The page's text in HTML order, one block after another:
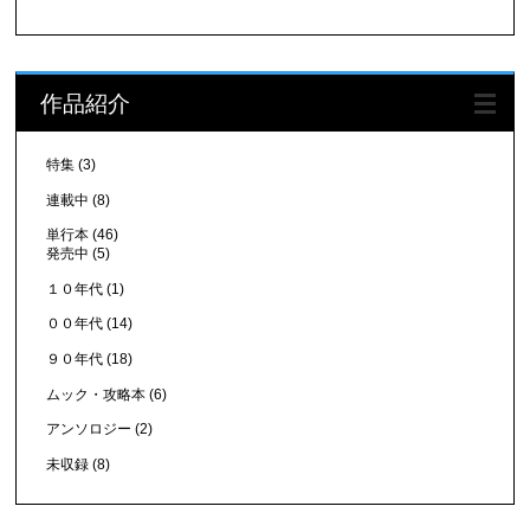
作品紹介
特集 (3)
連載中 (8)
単行本 (46)
発売中 (5)
１０年代 (1)
００年代 (14)
９０年代 (18)
ムック・攻略本 (6)
アンソロジー (2)
未収録 (8)